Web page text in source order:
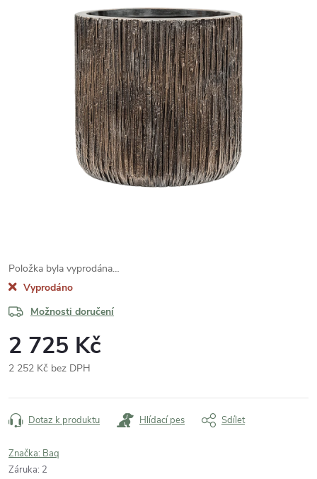
Položka byla vyprodána…
Vyprodáno
Možnosti doručení
2 725 Kč
2 252 Kč bez DPH
cena:
Dotaz k produktu Hlídací pes Sdílet
Značka: Baq
Záruka: 2